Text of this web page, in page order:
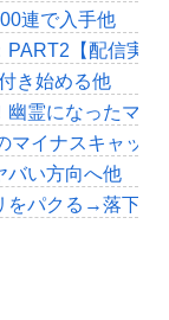
連で入手他
PART2【配信実
き始める他
幽霊になったマジ
マイナスキャッ
バい方向へ他
をパクる→落下【